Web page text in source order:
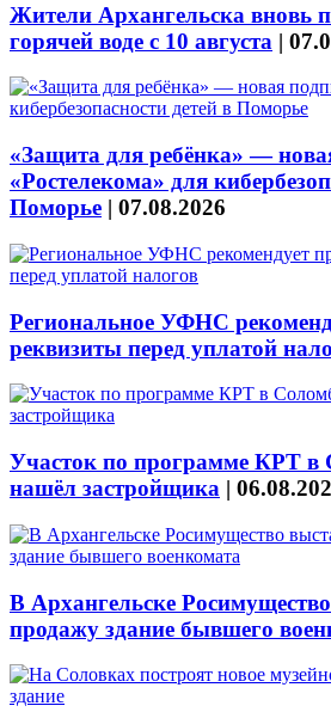
Жители Архангельска вновь
горячей воде с 10 августа |
«Защита для ребёнка» —
«Ростелекома» для
Поморье | 07.08.2026
Региональное УФНС
реквизиты перед уплатой
Участок по программе КРТ в
нашёл застройщика |
В Архангельске
продажу здание бывшего